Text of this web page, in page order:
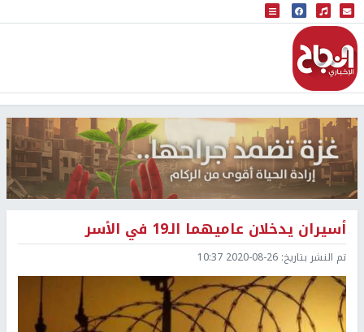
البث المباشر
إذاعة النجاح
أسيران يدخلان عاميهما الـ19 في الأسر
تم النشر بتاريخ: 2020-08-26 10:37